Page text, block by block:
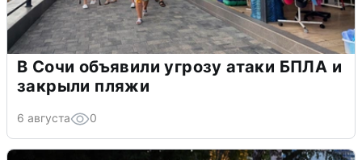
В Сочи объявили угрозу атаки БПЛА и
закрыли пляжи
6 августа 0